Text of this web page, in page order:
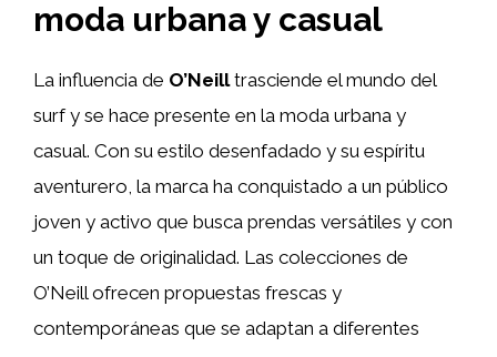
moda urbana y casual
La influencia de O’Neilltrasciende el mundo del
surf y se hace presente en la moda urbana y
casual. Con su estilo desenfadado y su espíritu
aventurero, la marca ha conquistado a un público
joven y activo que busca prendas versátiles y con
un toque de originalidad. Las colecciones de
O’Neill ofrecen propuestas frescas y
contemporáneas que se adaptan a diferentes